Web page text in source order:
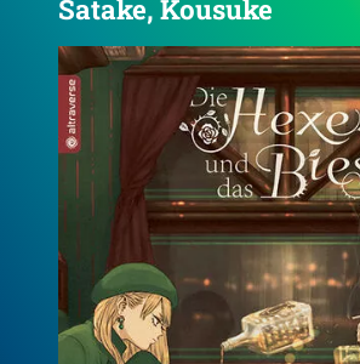
Satake, Kousuke